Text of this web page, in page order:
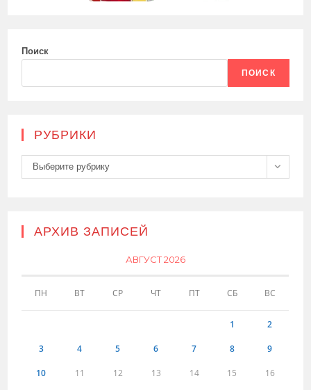
Поиск
ПОИСК
РУБРИКИ
Рубрики
Выберите рубрику
АРХИВ ЗАПИСЕЙ
АВГУСТ 2026
ПН ВТ СР ЧТ ПТ СБ ВС
1 2
3 4 5 6 7 8 9
10 11 12 13 14 15 16